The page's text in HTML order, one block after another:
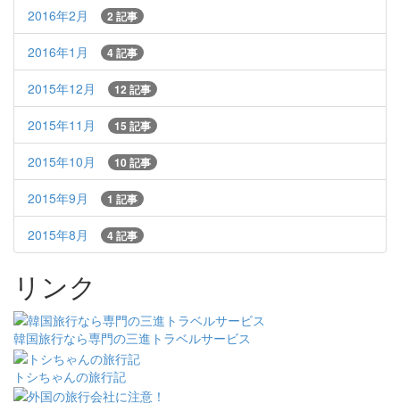
2016年2月 2 記事
2016年1月 4 記事
2015年12月 12 記事
2015年11月 15 記事
2015年10月 10 記事
2015年9月 1 記事
2015年8月 4 記事
リンク
韓国旅行なら専門の三進トラベルサービス
トシちゃんの旅行記